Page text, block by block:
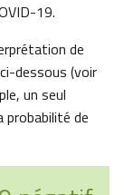
19.
de
dessous (voir
un seul
de